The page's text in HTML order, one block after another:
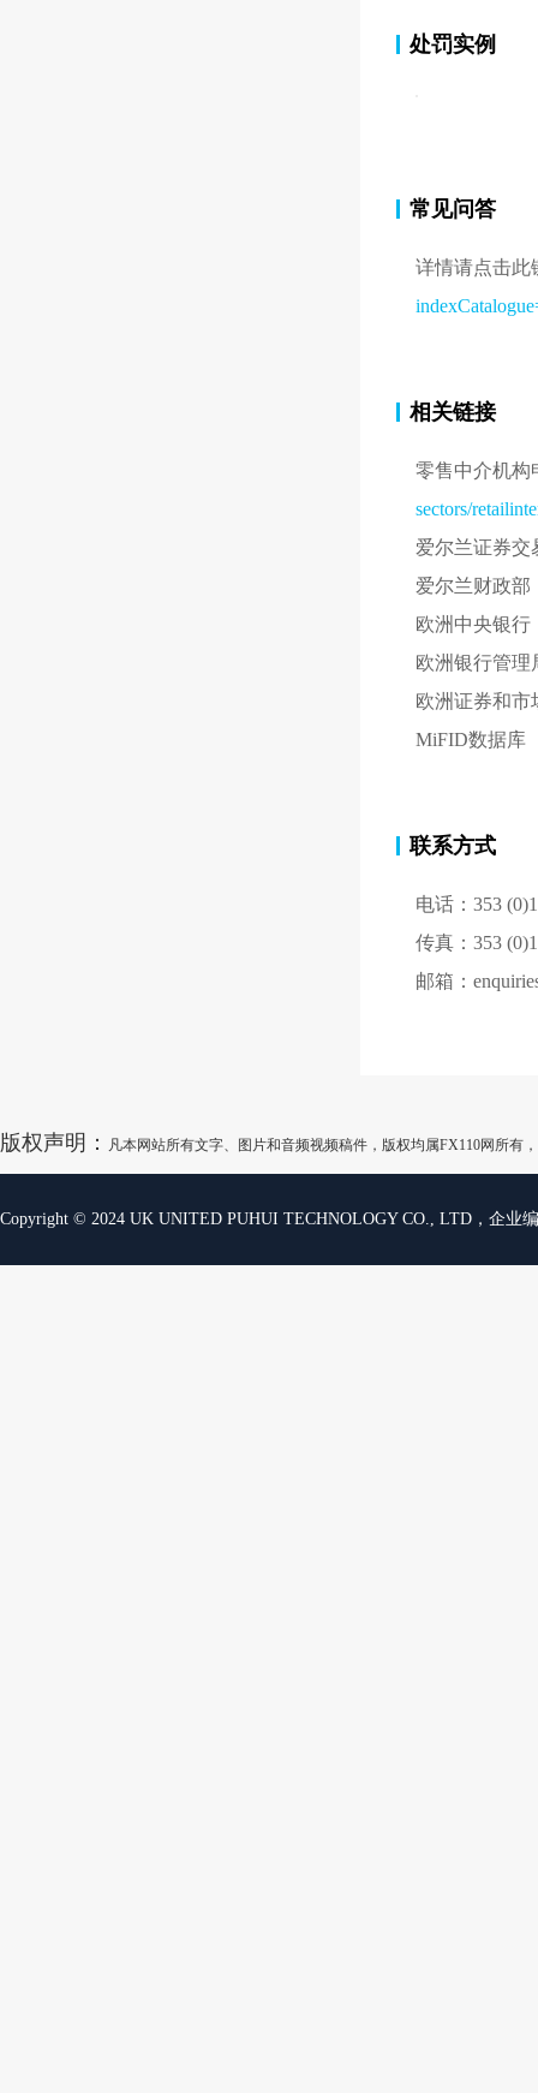
处罚实例
常见问答
详情请点击此
相关链接
零售中介机构
sectors/
爱尔兰证券交
爱尔兰财政部
欧洲中央银行
欧洲银行管理
欧洲证券和市
MiFID数据库
联系方式
电话：353
传真：353
邮箱：
版权声明： 凡本网站所有文字、图片和音频视频稿件，版权均属FX110网所
Copyright © 2024 UK UNITED PUHUI TECHNOLOGY CO., LTD，企业